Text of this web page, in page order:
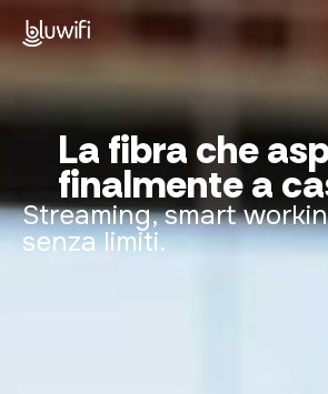
Home
Privati
P. Iva e Aziende
Enterprise e PA
La fibra che
finalmente a
Streaming, smart
senza limiti.